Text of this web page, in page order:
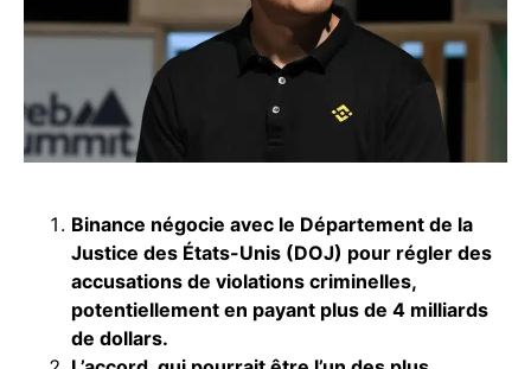
Binance négocie avec le Département de la
Justice des États-Unis (DOJ) pour régler des
accusations de violations criminelles,
potentiellement en payant plus de 4 milliards
de dollars.